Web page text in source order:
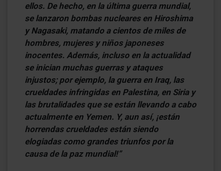
ellos. De hecho, en la última guerra mundial,
se lanzaron bombas nucleares en Hiroshima
y Nagasaki, matando a cientos de miles de
hombres, mujeres y niños japoneses
inocentes. Además, incluso en la actualidad
se inician muchas guerras y ataques
injustos; por ejemplo, la guerra en Iraq, las
crueldades infringidas en Palestina, en Siria y
las brutalidades que se están llevando a cabo
actualmente en Yemen. Y, aun así, ¡están
horrendas crueldades están siendo
elogiadas como grandes triunfos por la
causa de la paz mundial!”